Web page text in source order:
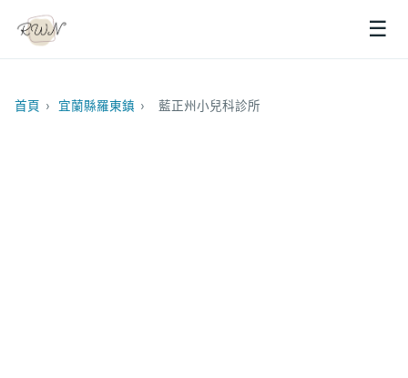
☰
首頁 › 宜蘭縣羅東鎮 › 藍正州小兒科診所